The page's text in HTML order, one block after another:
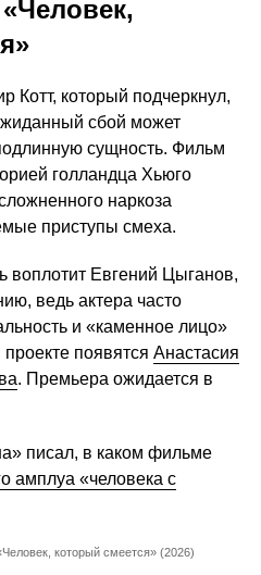
Котт, который подчеркнул,
сбой может
сущность. Фильм
голландца Хьюго
наркоза
приступы смеха.
воплотит Евгений Цыганов,
ведь актера часто
и «каменное лицо»
появятся Анастасия
. Премьера ожидается в
писал, в каком фильме
амплуа «человека с
который смеется» (2026)